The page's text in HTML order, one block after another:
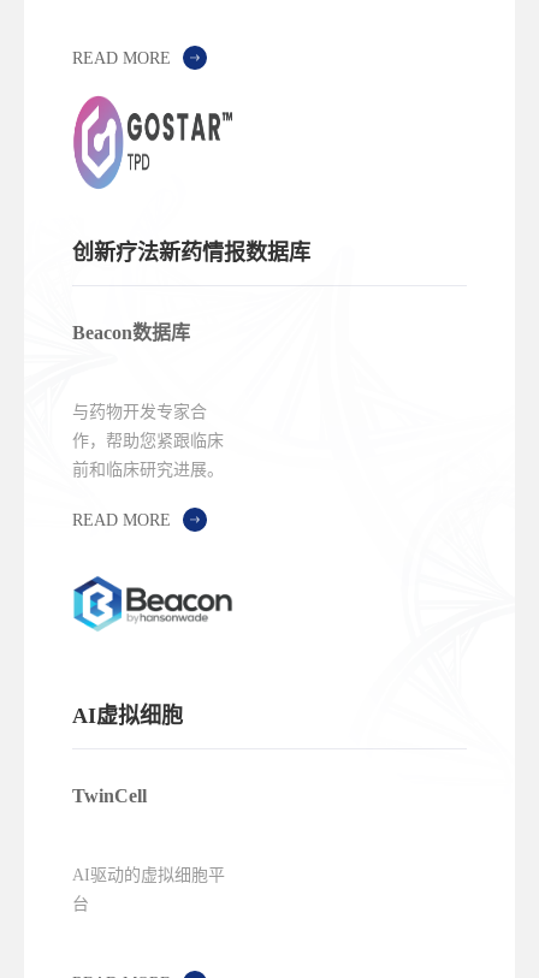
READ MORE
创新疗法新药情报数据库
Beacon数据库
与药物开发专家合
作，帮助您紧跟临床
前和临床研究进展。
READ MORE
AI虚拟细胞
TwinCell
AI驱动的虚拟细胞平
台